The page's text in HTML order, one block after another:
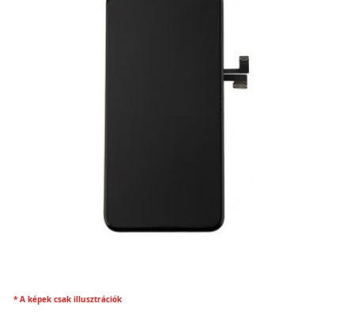
* A képek csak illusztrációk